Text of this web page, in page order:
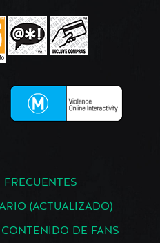
FRECUENTES
(ACTUALIZADO)
DE FANS